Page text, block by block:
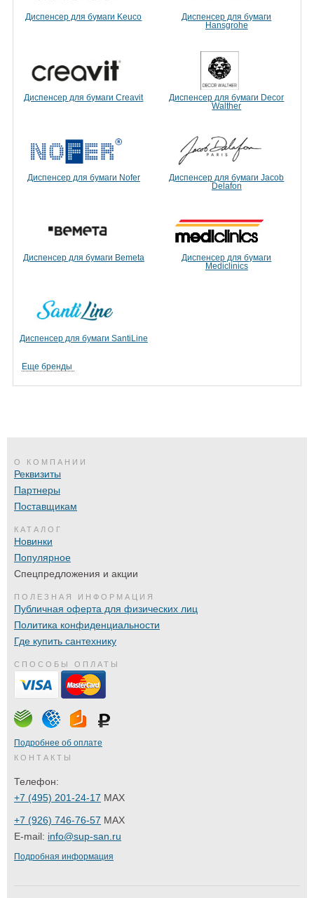
Диспенсер для бумаги Keuco
Диспенсер для бумаги
Hansgrohe
Диспенсер для бумаги Creavit
Диспенсер для бумаги Decor
Walther
Диспенсер для бумаги Nofer
Диспенсер для бумаги Jacob
Delafon
Диспенсер для бумаги Bemeta
Диспенсер для бумаги
Mediclinics
Диспенсер для бумаги SantiLine
Еще бренды
О КОМПАНИИ
Реквизиты
Партнеры
Поставщикам
КАТАЛОГ
Новинки
Популярное
Спецпредложения и акции
ПОЛЕЗНАЯ ИНФОРМАЦИЯ
Публичная оферта для физических лиц
Политика конфиденциальности
Где купить сантехнику
СПОСОБЫ ОПЛАТЫ
Подробнее об оплате
КОНТАКТЫ
Телефон:
+7 (495) 201-24-17 MAX
+7 (926) 746-76-57 MAX
E-mail: info@sup-san.ru
Подробная информация